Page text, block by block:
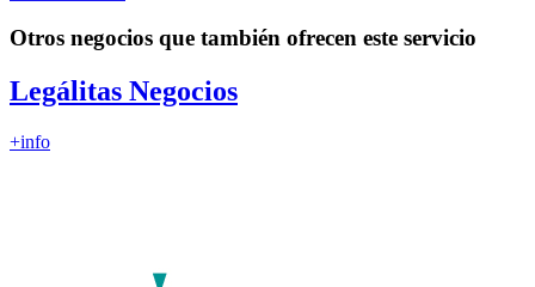
Otros negocios que también ofrecen este servicio
Legálitas Negocios
+info